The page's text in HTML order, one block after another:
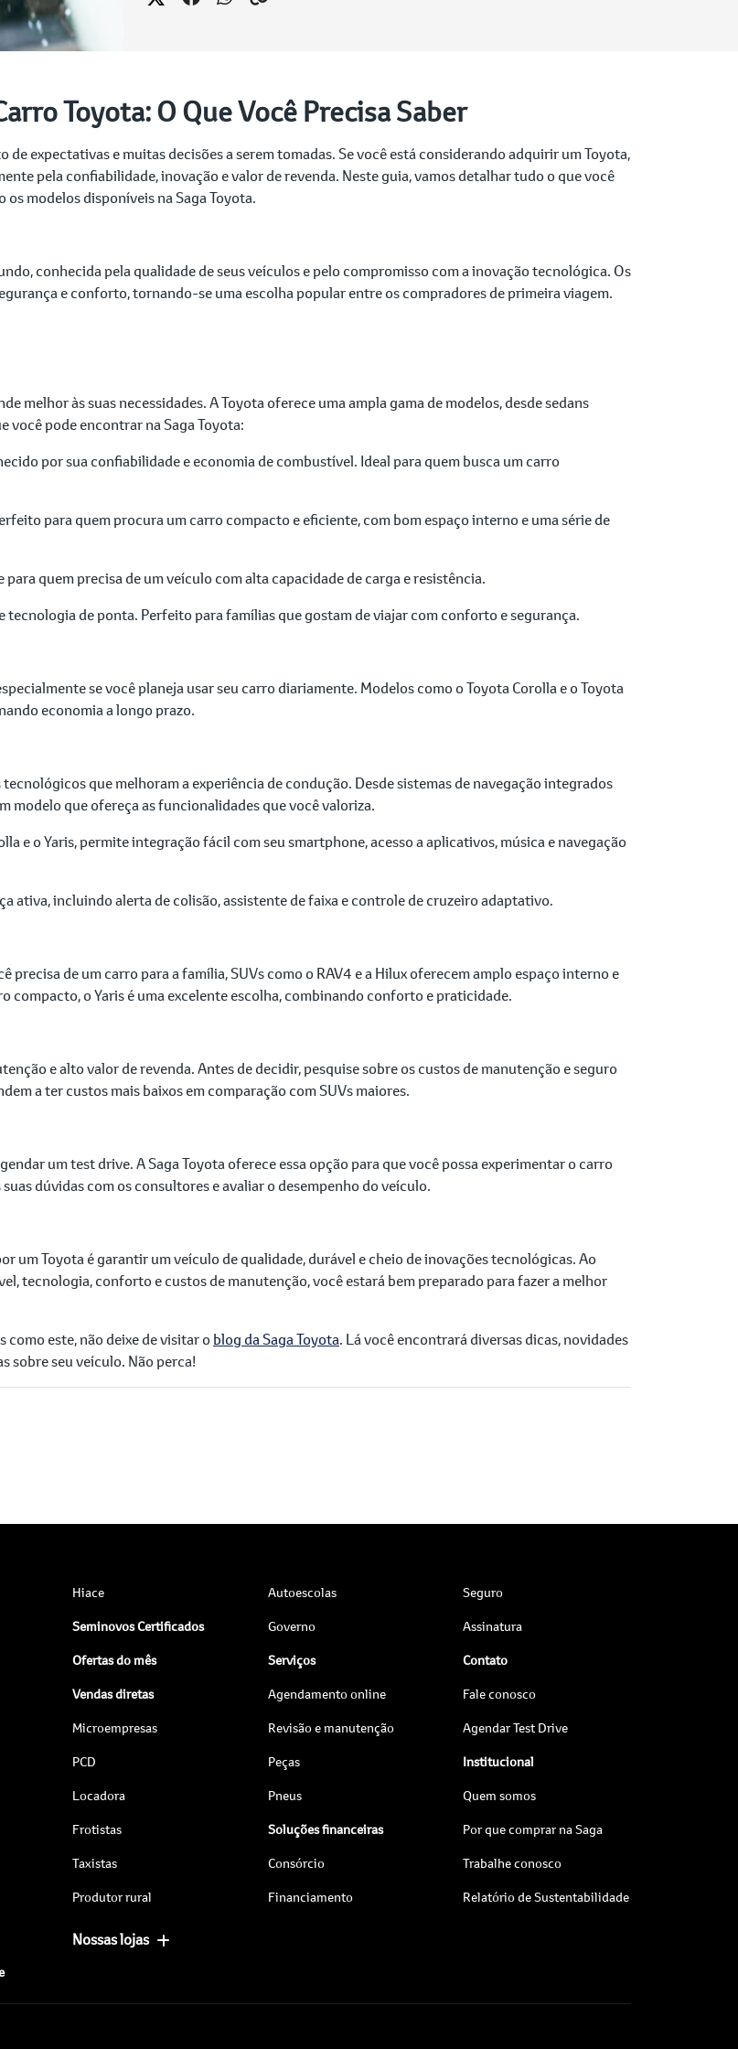
Toyota: O Que Você Precisa Saber
expectativas e muitas decisões a serem tomadas. Se você está considerando adquirir um Toyota,
pela confiabilidade, inovação e valor de revenda. Neste guia, vamos detalhar tudo o que você
modelos disponíveis na Saga Toyota.
conhecida pela qualidade de seus veículos e pelo compromisso com a inovação tecnológica. Os
e conforto, tornando-se uma escolha popular entre os compradores de primeira viagem.
melhor às suas necessidades. A Toyota oferece uma ampla gama de modelos, desde sedans
você pode encontrar na Saga Toyota:
por sua confiabilidade e economia de combustível. Ideal para quem busca um carro
para quem procura um carro compacto e eficiente, com bom espaço interno e uma série de
quem precisa de um veículo com alta capacidade de carga e resistência.
tecnologia de ponta. Perfeito para famílias que gostam de viajar com conforto e segurança.
se você planeja usar seu carro diariamente. Modelos como o Toyota Corolla e o Toyota
economia a longo prazo.
que melhoram a experiência de condução. Desde sistemas de navegação integrados
que ofereça as funcionalidades que você valoriza.
e o Yaris, permite integração fácil com seu smartphone, acesso a aplicativos, música e navegação
ativa, incluindo alerta de colisão, assistente de faixa e controle de cruzeiro adaptativo.
precisa de um carro para a família, SUVs como o RAV4 e a Hilux oferecem amplo espaço interno e
compacto, o Yaris é uma excelente escolha, combinando conforto e praticidade.
e alto valor de revenda. Antes de decidir, pesquise sobre os custos de manutenção e seguro
a ter custos mais baixos em comparação com SUVs maiores.
um test drive. A Saga Toyota oferece essa opção para que você possa experimentar o carro
dúvidas com os consultores e avaliar o desempenho do veículo.
um Toyota é garantir um veículo de qualidade, durável e cheio de inovações tecnológicas. Ao
tecnologia, conforto e custos de manutenção, você estará bem preparado para fazer a melhor
este, não deixe de visitar o blog da Saga Toyota. Lá você encontrará diversas dicas, novidades
sobre seu veículo. Não perca!
Hiace
Seminovos Certificados
Ofertas do mês
Vendas diretas
Microempresas
PCD
Locadora
Frotistas
Taxistas
Produtor rural
Autoescolas
Governo
Serviços
Agendamento online
Revisão e manutenção
Peças
Pneus
Soluções financeiras
Consórcio
Financiamento
Seguro
Assinatura
Contato
Fale conosco
Agendar Test Drive
Institucional
Quem somos
Por que comprar na Saga
Trabalhe conosco
Relatório de Sustentabilidade
Nossas lojas